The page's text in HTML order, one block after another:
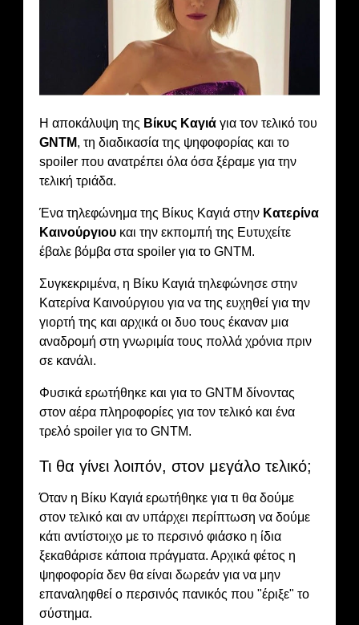
Η αποκάλυψη της Βίκυς Καγιά για τον τελικό του
GNTM, τη διαδικασία της ψηφοφορίας και το
spoiler που ανατρέπει όλα όσα ξέραμε για την
τελική τριάδα.
Ένα τηλεφώνημα της Βίκυς Καγιά στην Κατερίνα
Καινούργιου και την εκπομπή της Ευτυχείτε
έβαλε βόμβα στα spoiler για το GNTM.
Συγκεκριμένα, η Βίκυ Καγιά τηλεφώνησε στην
Κατερίνα Καινούργιου για να της ευχηθεί για την
γιορτή της και αρχικά οι δυο τους έκαναν μια
αναδρομή στη γνωριμία τους πολλά χρόνια πριν
σε κανάλι.
Φυσικά ερωτήθηκε και για το GNTM δίνοντας
στον αέρα πληροφορίες για τον τελικό και ένα
τρελό spoiler για το GNTM.
Τι θα γίνει λοιπόν, στον μεγάλο τελικό;
Όταν η Βίκυ Καγιά ερωτήθηκε για τι θα δούμε
στον τελικό και αν υπάρχει περίπτωση να δούμε
κάτι αντίστοιχο με το περσινό φιάσκο η ίδια
ξεκαθάρισε κάποια πράγματα. Αρχικά φέτος η
ψηφοφορία δεν θα είναι δωρεάν για να μην
επαναληφθεί ο περσινός πανικός που "έριξε" το
σύστημα.